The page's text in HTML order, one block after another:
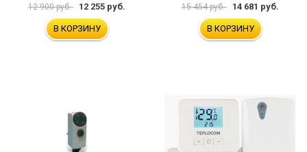
12 900 руб. 12 255 руб.
В КОРЗИНУ
15 454 руб. 14 681 руб.
В КОРЗИНУ